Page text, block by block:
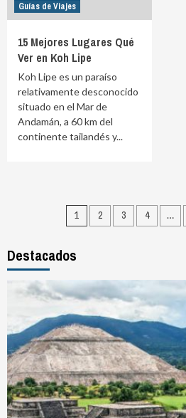
Guías de Viajes
15 Mejores Lugares Qué
Ver en Koh Lipe
Koh Lipe es un paraíso
relativamente desconocido
situado en el Mar de
Andamán, a 60 km del
continente tailandés y...
Navegación
entradas
1 2 3 4 …
Destacados